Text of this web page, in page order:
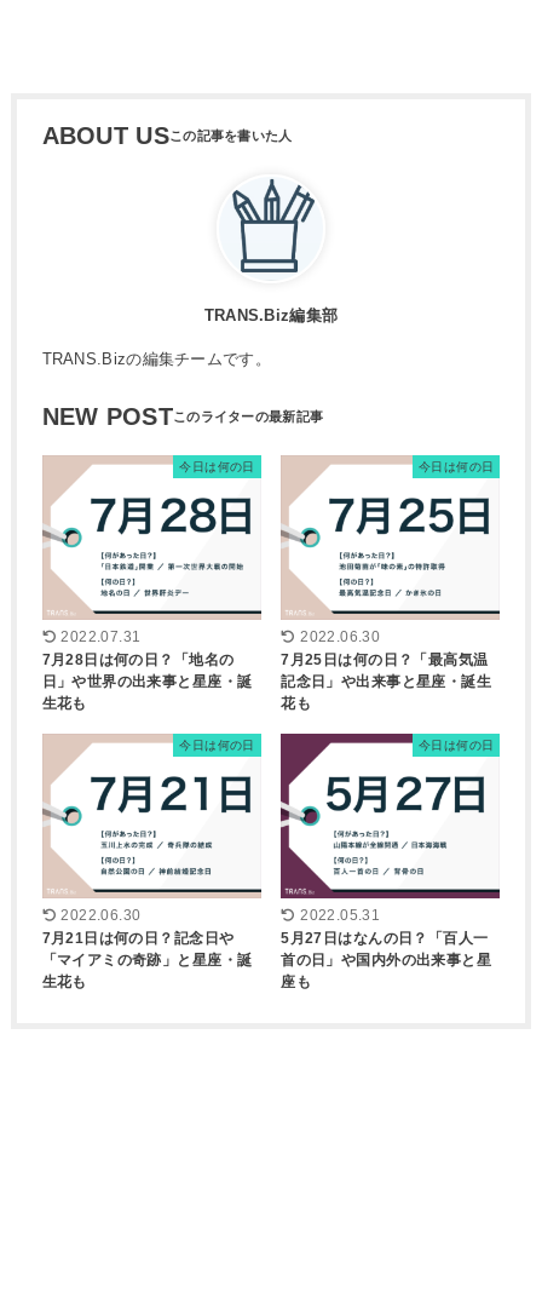
ABOUT US
TRANS.Biz編集部
TRANS.Bizの編集チームです。
NEW POST
今日は何の日
2022.07.31
7月28日は何の日？「地名の
日」や世界の出来事と星座・誕
生花も
今日は何の日
2022.06.30
7月25日は何の日？「最高気温
記念日」や出来事と星座・誕生
花も
今日は何の日
2022.06.30
7月21日は何の日？記念日や
「マイアミの奇跡」と星座・誕
生花も
今日は何の日
2022.05.31
5月27日はなんの日？「百人一
首の日」や国内外の出来事と星
座も